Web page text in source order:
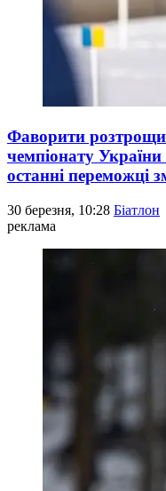
Фаворити
чемпіонату України
останні переможці
30 березня, 10:28 Біатлон
реклама